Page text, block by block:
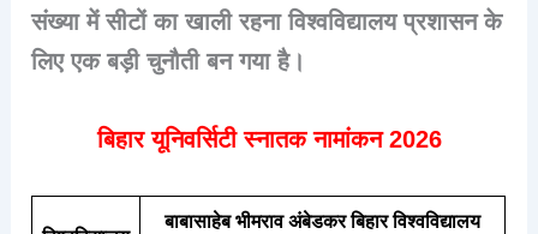
संख्या में सीटों का खाली रहना विश्वविद्यालय प्रशासन के
लिए एक बड़ी चुनौती बन गया है।
बिहार यूनिवर्सिटी स्नातक नामांकन 2026
बाबासाहेब भीमराव अंबेडकर बिहार विश्वविद्यालय